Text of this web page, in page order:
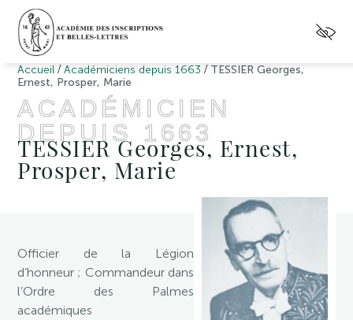
Accueil /Académiciens depuis 1663 / TESSIER Georges,
Ernest, Prosper, Marie
ACADÉMICIEN
DEPUIS 1663
TESSIER Georges, Ernest,
Prosper, Marie
Officier de la Légion
d’honneur ; Commandeur dans
l’Ordre des Palmes
académiques